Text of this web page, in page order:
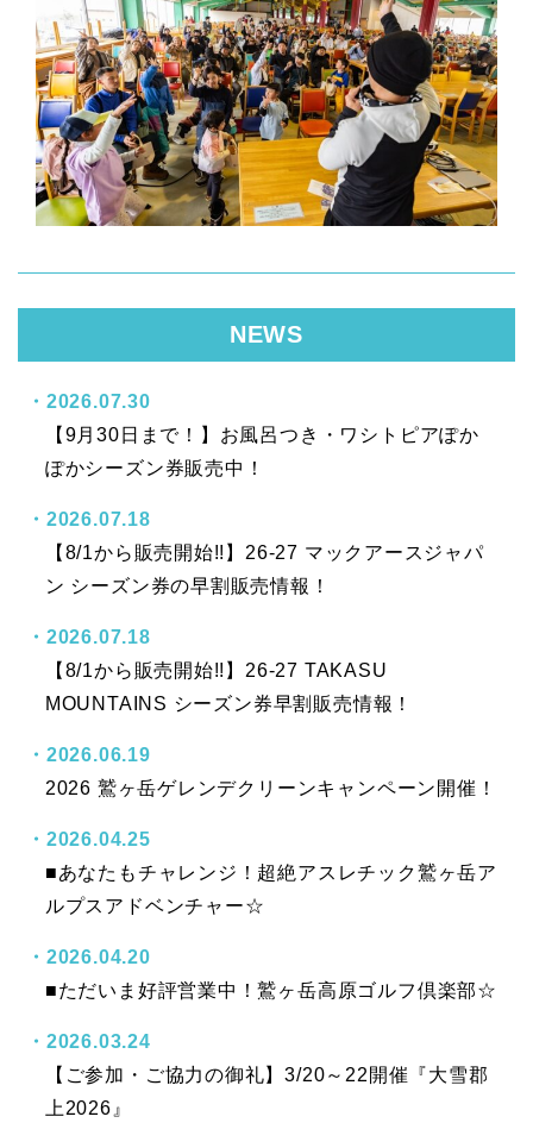
NEWS
2026.07.30
【9月30日まで！】お風呂つき・ワシトピアぽか
ぽかシーズン券販売中！
2026.07.18
【8/1から販売開始!!】26-27 マックアースジャパ
ン シーズン券の早割販売情報！
2026.07.18
【8/1から販売開始!!】26-27 TAKASU
MOUNTAINS シーズン券早割販売情報！
2026.06.19
2026 鷲ヶ岳ゲレンデクリーンキャンペーン開催！
2026.04.25
■あなたもチャレンジ！超絶アスレチック鷲ヶ岳ア
ルプスアドベンチャー☆
2026.04.20
■ただいま好評営業中！鷲ヶ岳高原ゴルフ倶楽部☆
2026.03.24
【ご参加・ご協力の御礼】3/20～22開催『大雪郡
上2026』